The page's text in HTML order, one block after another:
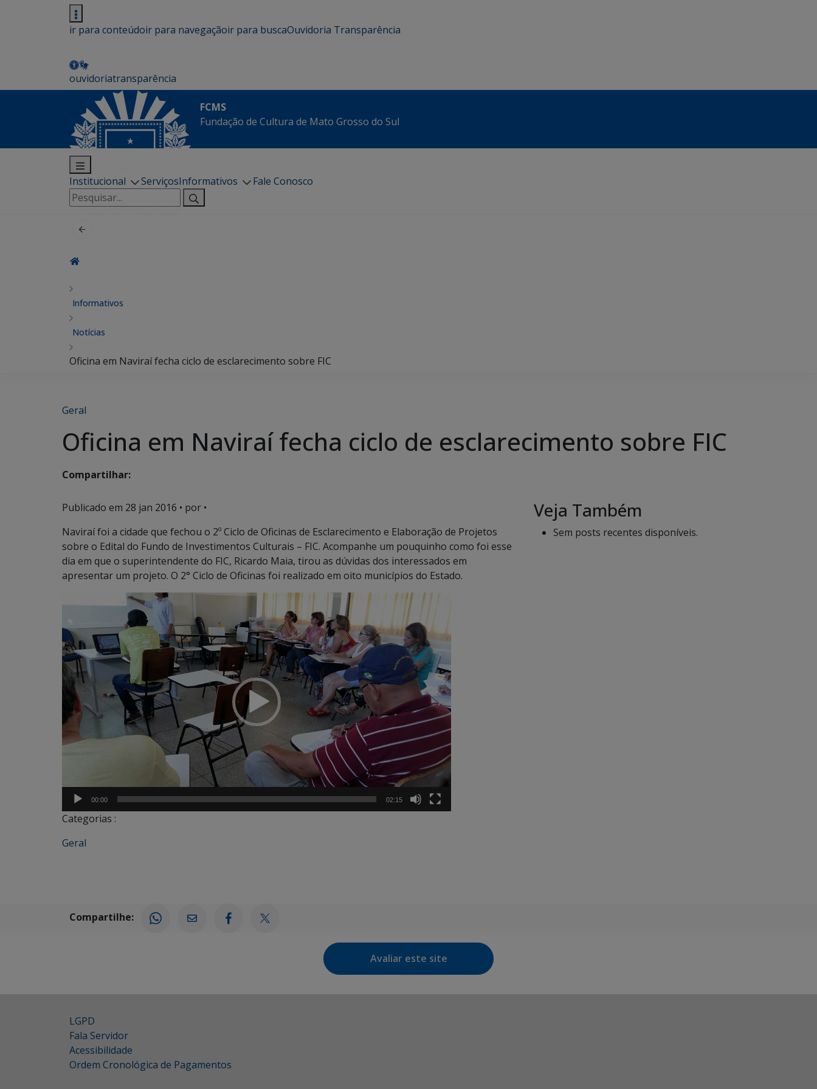
ir para conteúdoir para navegaçãoir para buscaOuvidoria Transparência
ouvidoriatransparência
FCMS
Fundação de Cultura de Mato Grosso do Sul
Institucional ServiçosInformativos
Fale Conosco
Pesquisar
por:
Informativos
Notícias
Oficina em Naviraí fecha ciclo de esclarecimento sobre FIC
Geral
Oficina em Naviraí fecha ciclo de esclarecimento sobre FIC
Compartilhar:
Publicado em 28 jan 2016 • por •
Naviraí foi a cidade que fechou o 2º Ciclo de Oficinas de Esclarecimento e Elaboração de Projetos
sobre o Edital do Fundo de Investimentos Culturais – FIC. Acompanhe um pouquinho como foi esse
dia em que o superintendente do FIC, Ricardo Maia, tirou as dúvidas dos interessados em
apresentar um projeto. O 2° Ciclo de Oficinas foi realizado em oito municípios do Estado.
vídeo
00:00 02:15
Categorias :
Geral
Veja Também
Sem posts recentes disponíveis.
Compartilhe:
Avaliar este site
LGPD
Fala Servidor
Acessibilidade
Ordem Cronológica de Pagamentos